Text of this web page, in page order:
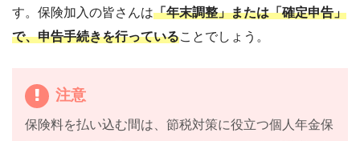
す。保険加入の皆さんは「年末調整」または「確定申告」
で、申告手続きを行っていることでしょう。
注意
保険料を払い込む間は、節税対策に役立つ個人年金保